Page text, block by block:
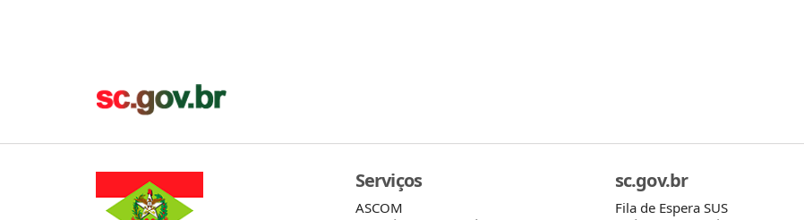
Serviços
ASCOM
sc.gov.br
Fila de Espera SUS